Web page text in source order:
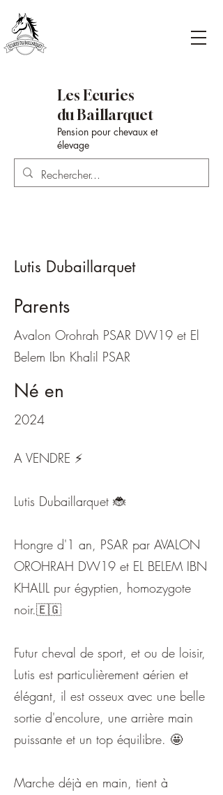
Les Ecuries
du Baillarquet
Pension pour chevaux et
élevage
Lutis Dubaillarquet
Parents
Avalon Orohrah PSAR DW19 et El
Belem Ibn Khalil PSAR
Né en
2024
A VENDRE ⚡️
Lutis Dubaillarquet 🐞
Hongre d'1 an, PSAR par AVALON
OROHRAH DW19 et EL BELEM IBN
KHALIL pur égyptien, homozygote
noir.🇪🇬
Futur cheval de sport, et ou de loisir,
Lutis est particulièrement aérien et
élégant, il est osseux avec une belle
sortie d'encolure, une arrière main
puissante et un top équilibre. 🤩
Marche déjà en main, tient à